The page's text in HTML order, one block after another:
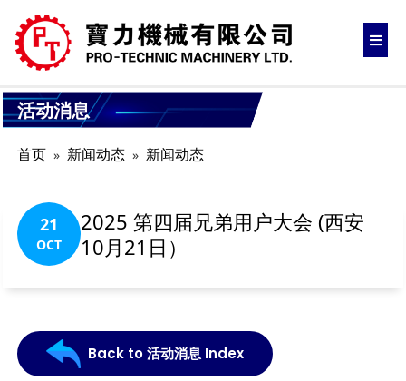
活动消息
首页 新闻动态 新闻动态
21
OCT
2025 第四届兄弟用户大会 (西安
10月21日）
Back to 活动消息 Index